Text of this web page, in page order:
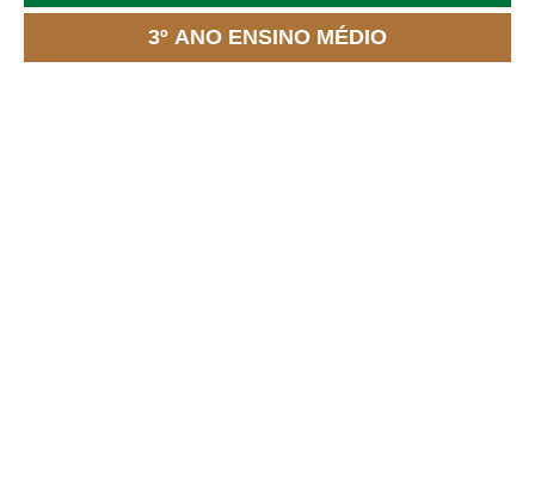
3º ANO ENSINO MÉDIO